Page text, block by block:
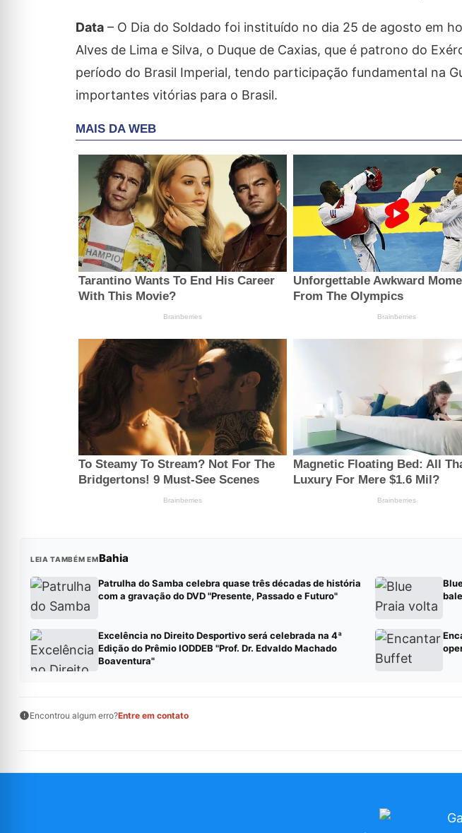
Data– O Dia do Soldado foi instituído no dia 25 de agosto em
Alves de Lima e Silva, o Duque de Caxias, que é patrono do
período do Brasil Imperial, tendo participação fundamental na
importantes vitórias para o Brasil.
LEIA TAMBÉM EMBahia
Patrulha do Samba celebra quase três décadas de história
com a gravação do DVD "Presente, Passado e Futuro"
Excelência no Direito Desportivo será celebrada na 4ª
Edição do Prêmio IODDEB "Prof. Dr. Edvaldo Machado
Boaventura"
Encontrou algum erro?Entre em contato